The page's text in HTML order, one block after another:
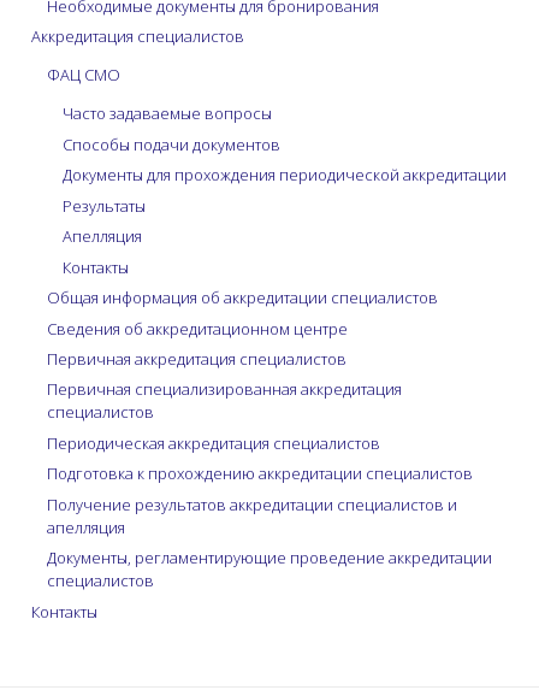
Необходимые документы для бронирования
Аккредитация специалистов
ФАЦ СМО
Часто задаваемые вопросы
Способы подачи документов
Документы для прохождения периодической аккредитации
Результаты
Апелляция
Контакты
Общая информация об аккредитации специалистов
Сведения об аккредитационном центре
Первичная аккредитация специалистов
Первичная специализированная аккредитация
специалистов
Периодическая аккредитация специалистов
Подготовка к прохождению аккредитации специалистов
Получение результатов аккредитации специалистов и
апелляция
Документы, регламентирующие проведение аккредитации
специалистов
Контакты